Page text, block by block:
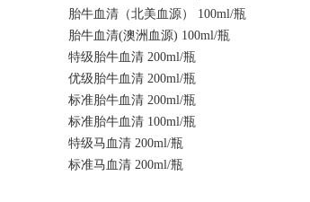
胎牛血清（北美血源） 100ml/瓶
胎牛血清(澳洲血源) 100ml/瓶
特级胎牛血清 200ml/瓶
优级胎牛血清 200ml/瓶
标准胎牛血清 200ml/瓶
标准胎牛血清 100ml/瓶
特级马血清 200ml/瓶
标准马血清 200ml/瓶